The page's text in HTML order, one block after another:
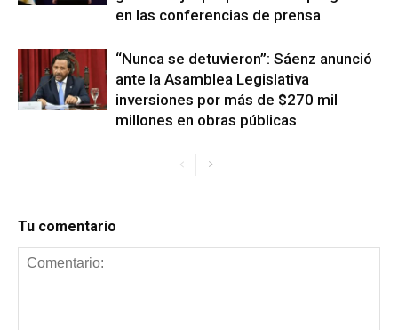
en las conferencias de prensa
“Nunca se detuvieron”: Sáenz anunció
ante la Asamblea Legislativa
inversiones por más de $270 mil
millones en obras públicas
Tu comentario